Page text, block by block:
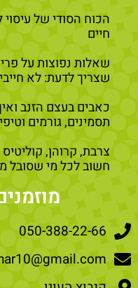
הכוח הסודי של
חיים
שאלות נפוצות על
שצריך לדעת: לא
כאבים בעצם הזנב
תסמינים, גורמים
צרבת, קרוהן,
חשוב לכל מי שסובל
050-388-22-66